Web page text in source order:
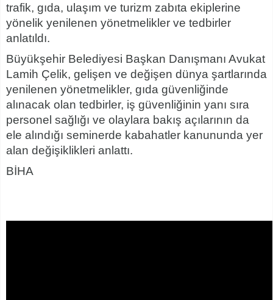
trafik, gıda, ulaşım ve turizm zabıta ekiplerine
yönelik yenilenen yönetmelikler ve tedbirler
anlatıldı.
Büyükşehir Belediyesi Başkan Danışmanı Avukat
Lamih Çelik, gelişen ve değişen dünya şartlarında
yenilenen yönetmelikler, gıda güvenliğinde
alınacak olan tedbirler, iş güvenliğinin yanı sıra
personel sağlığı ve olaylara bakış açılarının da
ele alındığı seminerde kabahatler kanununda yer
alan değişiklikleri anlattı.
BİHA